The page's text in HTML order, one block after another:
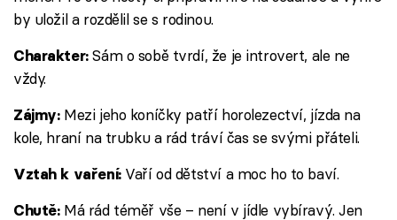
by uložil a rozdělil se s rodinou.
Charakter:Sám o sobě tvrdí, že je introvert, ale ne
vždy.
Zájmy: Mezi jeho koníčky patří horolezectví, jízda na
kole, hraní na trubku a rád tráví čas se svými přáteli.
Vztah k vaření: Vaří od dětství a moc ho to baví.
Chutě: Má rád téměř vše – není v jídle vybíravý. Jen